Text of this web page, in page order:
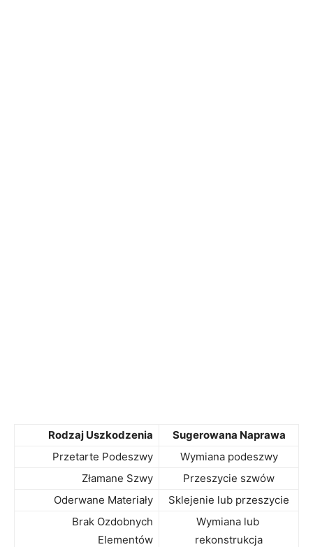
Rodzaj Uszkodzenia
Sugerowana ⁣Naprawa
Przetarte‍ Podeszwy
Wymiana​ podeszwy
Złamane Szwy
Przeszycie szwów
Oderwane Materiały
Sklejenie​ lub​ przeszycie
Brak Ozdobnych
Elementów
Wymiana lub ​
rekonstrukcja